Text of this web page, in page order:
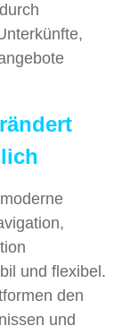
und flexibel.
den
und